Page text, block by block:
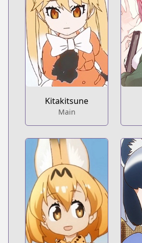
Kitakitsune
Main